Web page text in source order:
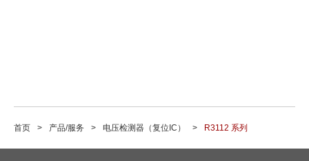
首页 产品/服务 电压检测器（复位IC） R3112 系列